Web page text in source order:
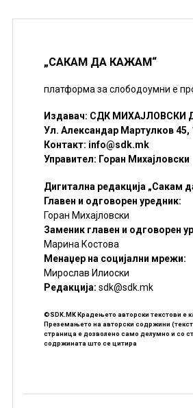
„САКАМ ДА КАЖАМ“
платформа за слободоумни е
Издавач: СДК МИХАЈЛОВСКИ
Ул. Александар Мартулков 45,
Контакт: info@sdk.mk
Управител: Горан Михајловски
Дигитална редакција „Сакам
Главен и одговорен уредник:
Горан Михајловски
Заменик главен и одговорен
Марина Костова
Менаџер на социјални мрежи:
Мирослав Илиоски
Редакцијa: sdk@sdk.mk
©SDK.MK Крадењето авторски текстови е
Преземањето на авторски содржини
страница е дозволено само делумно и со
содржината што се цитира